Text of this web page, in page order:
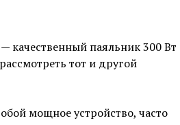
качественный паяльник 300 Вт
тот и другой
мощное устройство, часто